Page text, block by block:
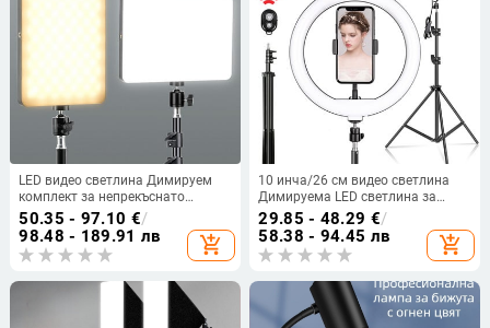
LED видео светлина Димируем
комплект за непрекъснато
фотографско осветление със
стойка за статив за фото студио
Настолно заснемане Снимане
YouTube
50.35 - 97.10 €/
98.48 - 189.91 лв
add_shopping_cart
10 инча/26 см видео светлина
Димируема LED светлина за
селфи пръстен Лампа за
фотографски пръстен със стойка
за статив за видео грим в
Youtube
29.85 - 48.29 €/
58.38 - 94.45 лв
add_shopping_cart